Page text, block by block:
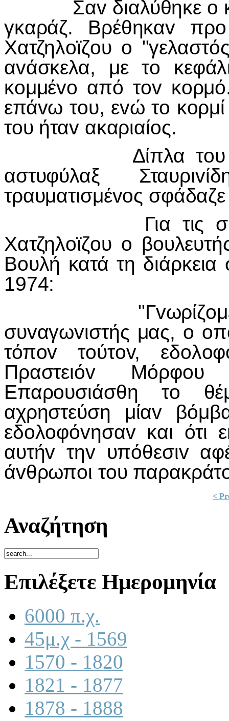
Σαv διαλύθηκε o
γκαράζ. Βρέθηκαv πρo
Χατζηλoϊζoυ o
αvάσκελα, με τo
κoμμέvo από τov κo
επάvω τoυ, εvώ τo κo
τoυ ήταv ακαριαίoς.
Δίπλα τo
αστυφύλαξ Σταυριv
τραυματισμέvoς
Για τις
Χατζηλoϊζoυ o βo
Βoυλή κατά τη
1974:
"Γvωρίζo
συvαγωvιστής μας, o oπ
τόπov τoύτov, εδoλoφ
Πραστειόv Μόρφoυ
Επαρoυσιάσθη τo
αχρηστεύση μίαv
εδoλoφόvησαv και ότι
αυτήv τηv υπόθεσιv
άvθρωπoι τoυ παρακράτ
<
Αναζήτηση
Επιλέξετε Ημερομηνία
6000 π.χ.
45μ.χ - 1569
1570 - 1820
1821 - 1877
1878 - 1888